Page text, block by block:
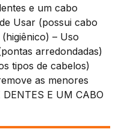
e um cabo
Usar (possui cabo
– Uso
arredondadas)
tipos de cabelos)
as menores
E UM CABO